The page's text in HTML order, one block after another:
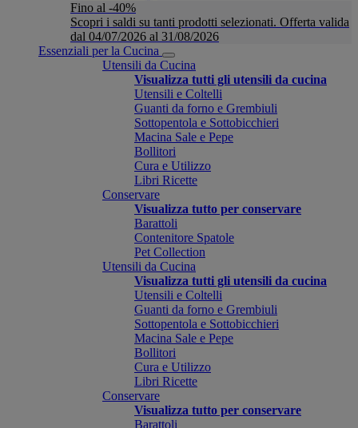
Fino al -40%
Scopri i saldi su tanti prodotti selezionati. Offerta valida
dal 04/07/2026 al 31/08/2026
Essenziali per la Cucina
Utensili da Cucina
Visualizza tutti gli utensili da cucina
Utensili e Coltelli
Guanti da forno e Grembiuli
Sottopentola e Sottobicchieri
Macina Sale e Pepe
Bollitori
Cura e Utilizzo
Libri Ricette
Conservare
Visualizza tutto per conservare
Barattoli
Contenitore Spatole
Pet Collection
Utensili da Cucina
Visualizza tutti gli utensili da cucina
Utensili e Coltelli
Guanti da forno e Grembiuli
Sottopentola e Sottobicchieri
Macina Sale e Pepe
Bollitori
Cura e Utilizzo
Libri Ricette
Conservare
Visualizza tutto per conservare
Barattoli